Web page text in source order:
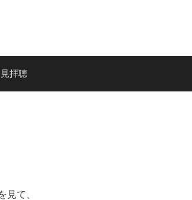
拝聴
見て、